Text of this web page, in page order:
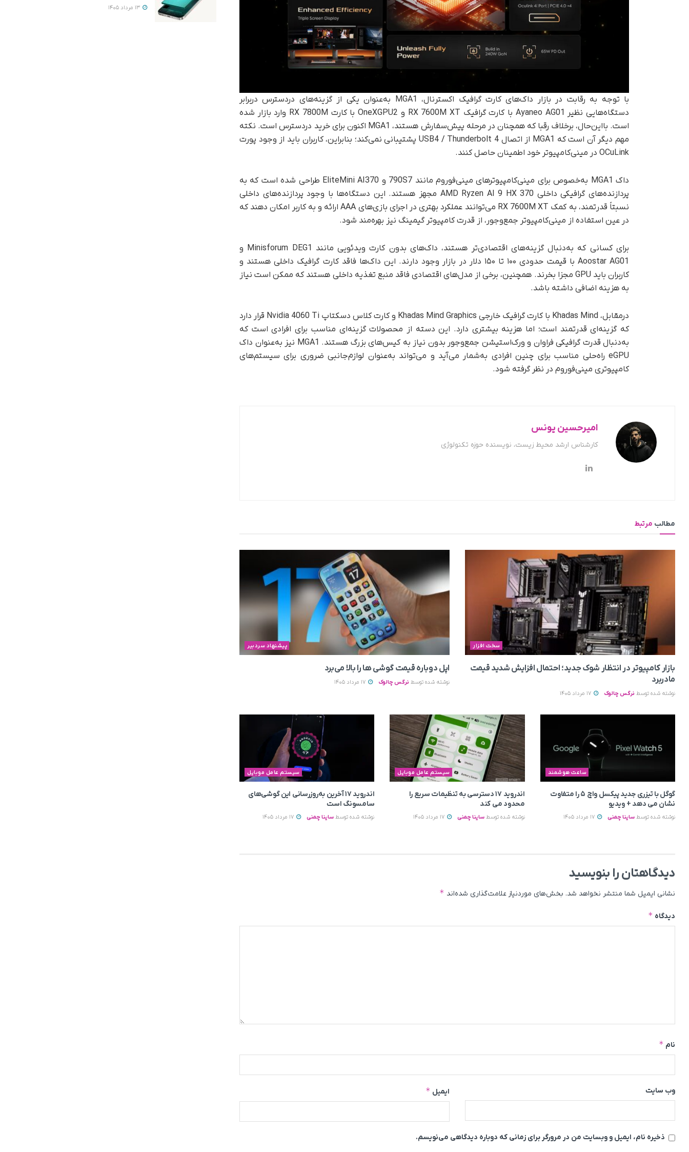
با توجه به رقابت در بازار داک‌های کارت گرافیک اکسترنال، MGA1 به‌عنوان یکی از گزینه‌های دردسترس دربرابر
دستگاه‌هایی نظیر Ayaneo AG01 با کارت گرافیک RX 7600M XT و OneXGPU2 با کارت RX 7800M وارد بازار شده
است. بااین‌حال، بر‌خلاف رقبا که همچنان در مرحله پیش‌سفارش هستند، MGA1 اکنون برای خرید دردسترس است. نکته
مهم دیگر آن است که MGA1 از اتصال USB4 / Thunderbolt 4 پشتیبانی نمی‌کند؛ بنابراین، کاربران باید از وجود پورت
OCuLink در مینی‌کامپیوتر خود اطمینان حاصل کنند.
داک MGA1 به‌خصوص برای مینی‌کامپیوترهای مینی‌فوروم مانند 790S7 و EliteMini AI370 طراحی شده است که به
پردازنده‌های گرافیکی داخلی AMD Ryzen AI 9 HX 370 مجهز هستند. این دستگاه‌ها با وجود پردازنده‌های داخلی
نسبتاً قدرتمند، به کمک RX 7600M XT می‌توانند عملکرد بهتری در اجرای بازی‌های AAA ارائه و به کاربر امکان دهند که
در عین استفاده از مینی‌کامپیوتر جمع‌وجور، از قدرت کامپیوتر گیمینگ نیز بهره‌مند شود.
برای کسانی که به‌دنبال گزینه‌های اقتصادی‌تر هستند، داک‌های بدون کارت ویدئویی مانند Minisforum DEG1 و
Aoostar AG01 با قیمت حدودی ۱۰۰ تا ۱۵۰ دلار در بازار وجود دارند. این داک‌ها فاقد کارت گرافیک داخلی هستند و
کاربران باید GPU مجزا بخرند. همچنین، برخی از مدل‌های اقتصادی فاقد منبع تغذیه داخلی هستند که ممکن است نیاز
به هزینه اضافی داشته باشد.
درمقابل، Khadas Mind با کارت گرافیک خارجی Khadas Mind Graphics و کارت کلاس دسکتاپ Nvidia 4060 Ti قرار دارد
که گزینه‌ای قدرتمند است؛ اما هزینه بیشتری دارد. این دسته از محصولات گزینه‌ای مناسب برای افرادی است که
به‌دنبال قدرت گرافیکی فراوان و ورک‌استیشن جمع‌وجور بدون نیاز به کیس‌های بزرگ هستند. MGA1 نیز به‌عنوان داک
eGPU راه‌حلی مناسب برای چنین افرادی به‌شمار می‌آید و می‌تواند به‌عنوان لوازم‌جانبی ضروری برای سیستم‌های
کامپیوتری مینی‌فوروم در نظر گرفته شود.
امیرحسین یونس
کارشناس ارشد محیط زیست، نویسنده حوزه تکنولوژی
مطالب مرتبط
سخت افزار
بازار کامپیوتر در انتظار شوک جدید؛ احتمال افزایش شدید قیمت
مادربرد
نوشته شده توسط نرگس چالوک
پیشنهاد سردبیر
اپل دوباره قیمت‌ گوشی ها را بالا می‌برد
نوشته شده توسط نرگس چالوک
ساعت هوشمند
گوگل با تیزری جدید پیکسل واچ ۵ را متفاوت
نشان می‌ دهد + ویدیو
نوشته شده توسط ساینا چمنی
سیستم عامل موبایل
اندروید ۱۷ دسترسی به تنظیمات سریع را
محدود می‌ کند
نوشته شده توسط ساینا چمنی 17 مرداد 1405
سیستم عامل موبایل
اندروید ۱۷ آخرین به‌روزرسانی این گوشی‌های
سامسونگ است
نوشته شده توسط ساینا چمنی
دیدگاهتان را بنویسید
نشانی ایمیل شما منتشر نخواهد شد. بخش‌های موردنیاز علامت‌گذاری شده‌اند *
دیدگاه *
نام *
ایمیل * وب‌ سایت
ذخیره نام، ایمیل و وبسایت من در مرورگر برای زمانی که دوباره دیدگاهی می‌نویسم.